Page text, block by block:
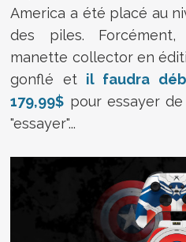
America a été placé au
des piles.
manette collector en
gonflé et il faudra
179,99$ pour essayer
"essayer"...